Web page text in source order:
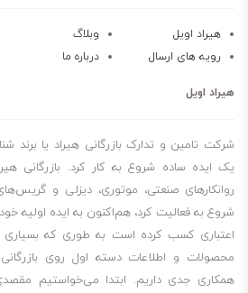
جلوگیری از تشکیل رسوب
مقاوم در برابر سایش و خوردگی
افزایش طول عمر قطعات
مقاومت در برابر اکسیداسیون
طول عمر طولانی روغن
خاصیت پایداری حرارتی عالی
هیراد اویل وبلاگ
رویه های ارسال
درباره ما
هیراد اویل
شرکت تامین و تدارک بازرگانی هیراد یا برند
یک ایده ساده شروع به کار کرد. بازرگانی
روانکارهای صنعتی، موتوری، دیزلی و
شروع به فعالیت کرد، هم‌اکنون به ایده اولیه
اعتباری کسب کرده است به طوری که بسیاری
محصولات و اطلاعات دسته اول روی
همکاری جدی داریم. ابتدا می‌خواستیم